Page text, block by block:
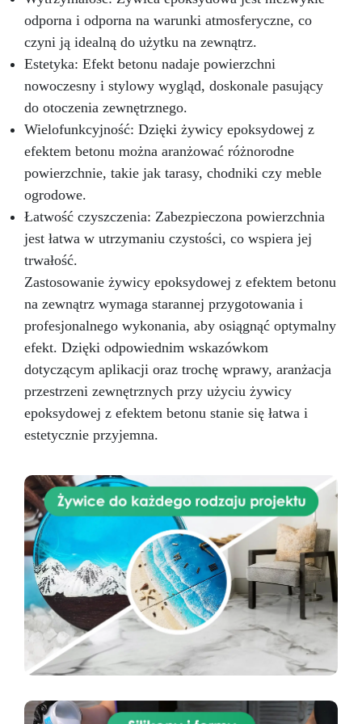
aplikacji, gwarantując prosty proces i
wyjątkowe rezultaty. Szczegółowe instrukcje
krok po kroku ułatwiają stworzenie blatu
kuchennego lub roboczego, który nie tylko
wiernie naśladuje naturalny granit, ale także
oferuje trwałą i łatwą do utrzymania
powierzchnię. Dzięki zestawowi efekt granitu
Azul Bahia, możesz przekształcić swoje
przestrzenie z elegancją i stylem, dodając
nieocenioną wartość swojemu domowi.
odporna i odporna na warunki atmosferyczne, co
czyni ją idealną do użytku na zewnątrz.
Estetyka: Efekt betonu nadaje powierzchni
nowoczesny i stylowy wygląd, doskonale pasujący
do otoczenia zewnętrznego.
Wielofunkcyjność: Dzięki żywicy epoksydowej z
efektem betonu można aranżować różnorodne
powierzchnie, takie jak tarasy, chodniki czy meble
ogrodowe.
Łatwość czyszczenia: Zabezpieczona powierzchnia
jest łatwa w utrzymaniu czystości, co wspiera jej
trwałość.
Zastosowanie żywicy epoksydowej z efektem betonu
na zewnątrz wymaga starannej przygotowania i
profesjonalnego wykonania, aby osiągnąć optymalny
efekt. Dzięki odpowiednim wskazówkom
dotyczącym aplikacji oraz trochę wprawy, aranżacja
przestrzeni zewnętrznych przy użyciu żywicy
epoksydowej z efektem betonu stanie się łatwa i
estetycznie przyjemna.